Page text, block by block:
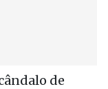
de